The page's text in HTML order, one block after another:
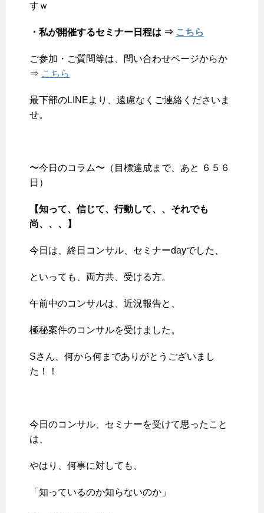
すｗ
・私が開催するセミナー日程は ⇒ こちら
ご参加・ご質問等は、問い合わせページからか
⇒ こちら
最下部のLINEより、遠慮なくご連絡くださいま
せ。
〜今日のコラム〜（目標達成まで、あと ６５６
日）
【知って、信じて、行動して、、それでも
尚、、、】
今日は、終日コンサル、セミナーdayでした、
といっても、両方共、受ける方。
午前中のコンサルは、近況報告と、
極秘案件のコンサルを受けました。
Sさん、何から何までありがとうございまし
た！！
今日のコンサル、セミナーを受けて思ったこと
は、
やはり、何事に対しても、
「知っているのか知らないのか」